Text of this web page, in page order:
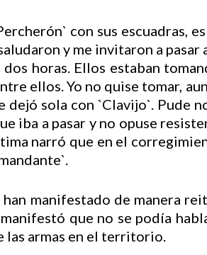
con sus escuadras,
y me invitaron a
horas. Ellos estaban
ellos. Yo no quise tomar,
dejó sola con `Clavijo`. Pude
iba a pasar y no opuse
narró que en el
manifestado de manera
que no se podía
las armas en el territorio.